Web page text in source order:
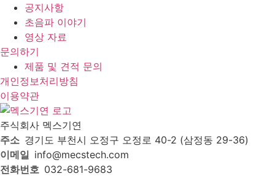
공지사항
초음파 이야기
영상 자료
문의하기
제품 및 견적 문의
개인정보처리방침
이용약관
주식회사 멕스기연
주소 경기도 부천시 오정구 오정로 40-2 (삼정동 29-36)
이메일 info@mecstech.com
전화번호 032-681-9683